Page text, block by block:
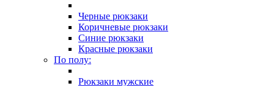
Черные рюкзаки
Коричневые рюкзаки
Синие рюкзаки
Красные рюкзаки
По полу:
Рюкзаки мужские